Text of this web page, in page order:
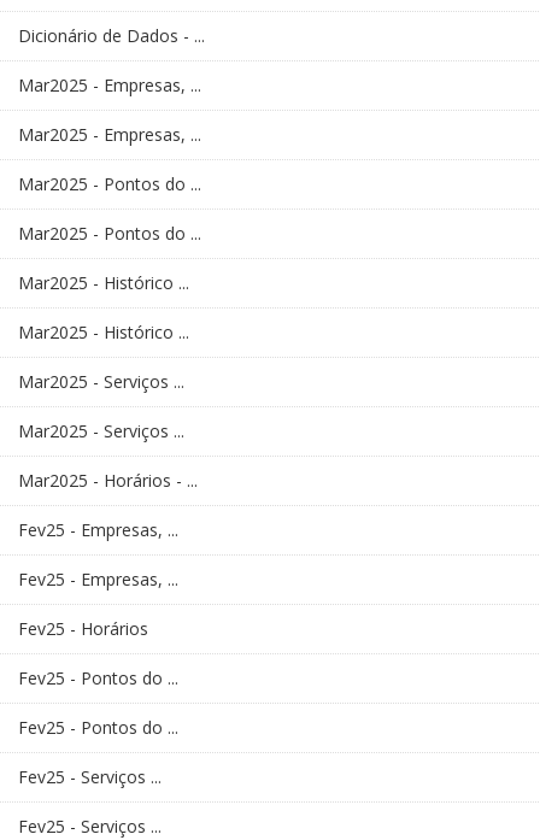
Dicionário de Dados - ...
Mar2025 - Empresas, ...
Mar2025 - Empresas, ...
Mar2025 - Pontos do ...
Mar2025 - Pontos do ...
Mar2025 - Histórico ...
Mar2025 - Histórico ...
Mar2025 - Serviços ...
Mar2025 - Serviços ...
Mar2025 - Horários - ...
Fev25 - Empresas, ...
Fev25 - Empresas, ...
Fev25 - Horários
Fev25 - Pontos do ...
Fev25 - Pontos do ...
Fev25 - Serviços ...
Fev25 - Serviços ...